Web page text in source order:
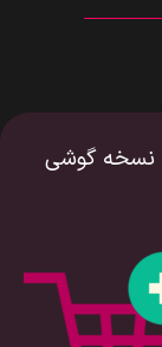
نسخه گوشی